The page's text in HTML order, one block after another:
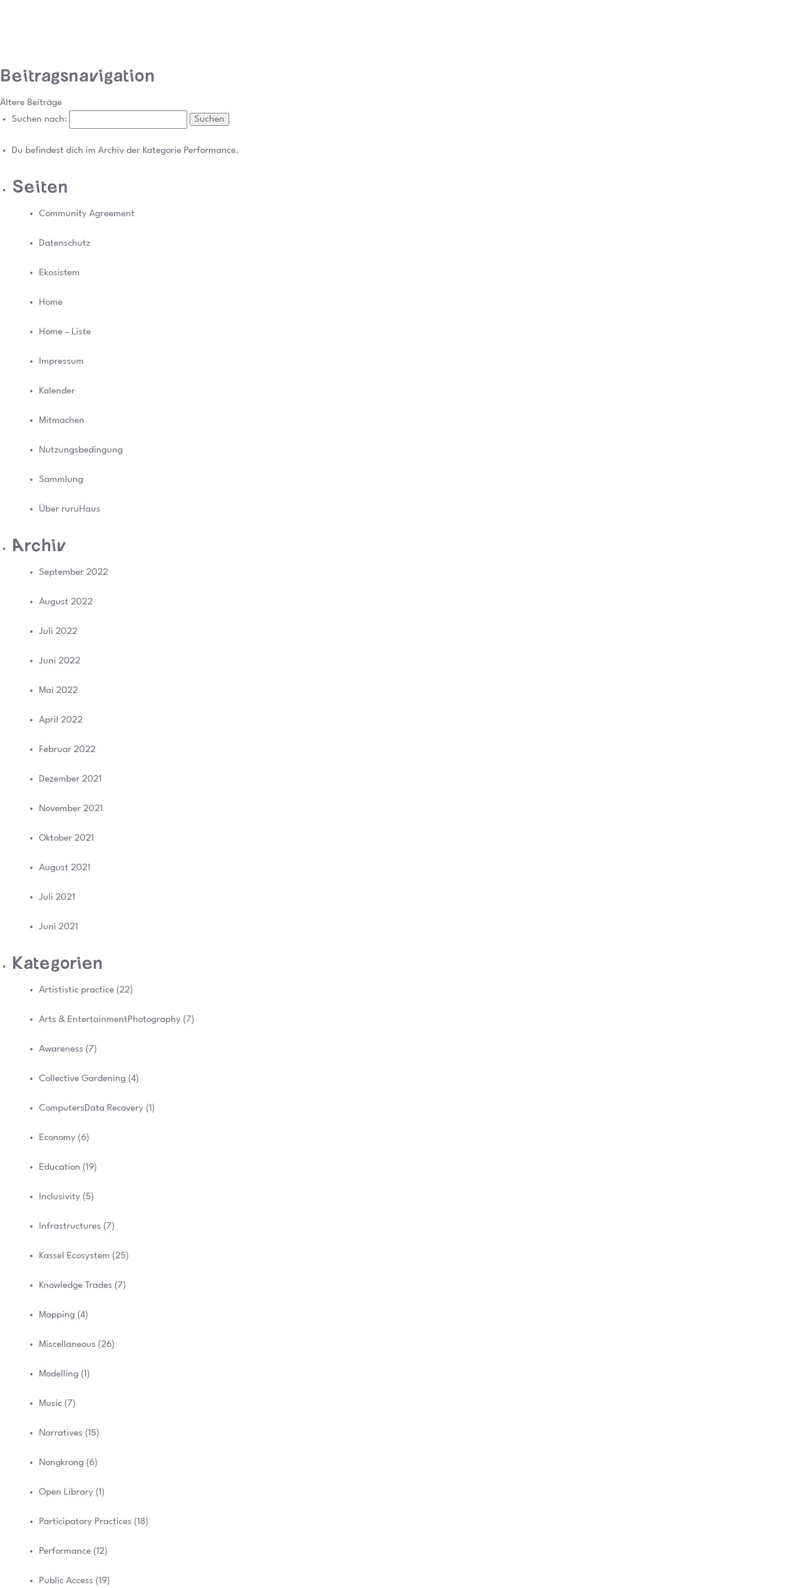
Beitragsnavigation
Ältere Beiträge
Suchen nach:
Du befindest dich im Archiv der Kategorie Performance.
Seiten
Community Agreement
Datenschutz
Ekosistem
Home
Home – Liste
Impressum
Kalender
Mitmachen
Nutzungsbedingung
Sammlung
Über ruruHaus
Archiv
September 2022
August 2022
Juli 2022
Juni 2022
Mai 2022
April 2022
Februar 2022
Dezember 2021
November 2021
Oktober 2021
August 2021
Juli 2021
Juni 2021
Kategorien
Artististic practice(22)
Arts & EntertainmentPhotography(7)
Awareness (7)
Collective Gardening (4)
ComputersData Recovery(1)
Economy(6)
Education (19)
Inclusivity(5)
Infrastructures (7)
Kassel Ecosystem (25)
Knowledge Trades (7)
Mapping (4)
Miscellaneous (26)
Modelling (1)
Music(7)
Narratives (15)
Nongkrong (6)
Open Library(1)
Participatory Practices (18)
Performance(12)
Public Access (19)